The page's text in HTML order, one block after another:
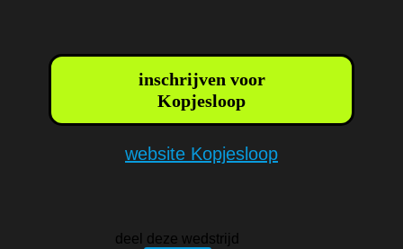
inschrijven voor
Kopjesloop
website Kopjesloop
deel deze wedstrijd